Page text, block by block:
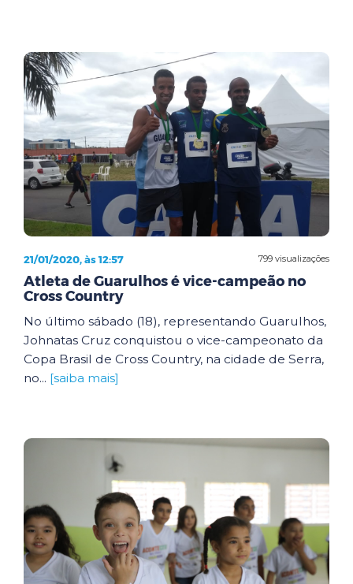
799 visualizações
21/01/2020, às 12:57
Atleta de Guarulhos é vice-campeão no
Cross Country
No último sábado (18), representando Guarulhos,
Johnatas Cruz conquistou o vice-campeonato da
Copa Brasil de Cross Country, na cidade de Serra,
no... [saiba mais]